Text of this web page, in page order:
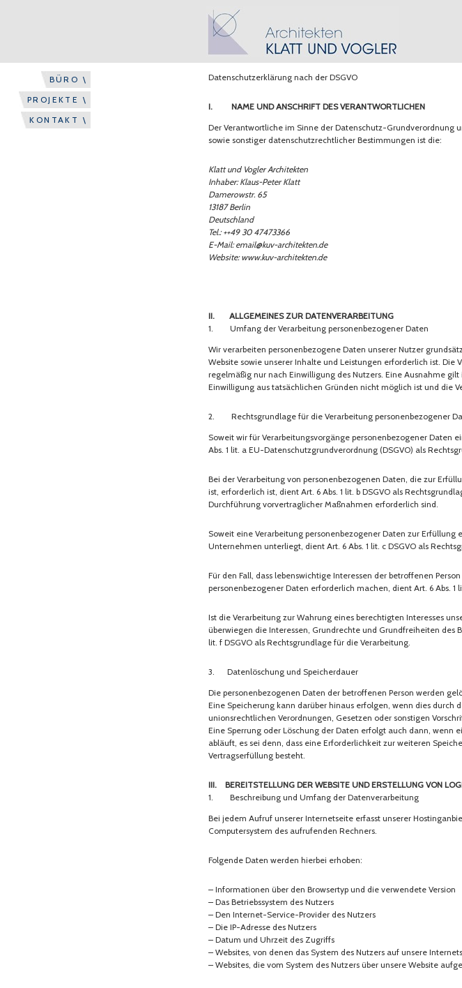
BÜRO \
PROJEKTE \
KONTAKT \
Datenschutzerklärung nach der DSGVO
I. Name und Anschrift des Verantwortlichen
Der Verantwortliche im Sinne der Datenschutz-Grundverordnung
sowie sonstiger datenschutzrechtlicher Bestimmungen ist die:
Klatt und Vogler Architekten
Inhaber: Klaus-Peter Klatt
Damerowstr. 65
13187 Berlin
Deutschland
Tel.: ++49 30 47473366
E-Mail: email@kuv-architekten.de
Website: www.kuv-architekten.de
II. Allgemeines zur Datenverarbeitung
1. Umfang der Verarbeitung personenbezogener Daten
Wir verarbeiten personenbezogene Daten unserer Nutzer
Website sowie unserer Inhalte und Leistungen erforderlich ist.
regelmäßig nur nach Einwilligung des Nutzers. Eine Ausnahme
Einwilligung aus tatsächlichen Gründen nicht möglich ist und die
2. Rechtsgrundlage für die Verarbeitung personenbezogener
Soweit wir für Verarbeitungsvorgänge personenbezogener Daten
Abs. 1 lit. a EU-Datenschutzgrundverordnung (DSGVO) als
Bei der Verarbeitung von personenbezogenen Daten, die zur
ist, erforderlich ist, dient Art. 6 Abs. 1 lit. b DSGVO als
Durchführung vorvertraglicher Maßnahmen erforderlich sind.
Soweit eine Verarbeitung personenbezogener Daten zur
Unternehmen unterliegt, dient Art. 6 Abs. 1 lit. c DSGVO als
Für den Fall, dass lebenswichtige Interessen der betroffenen
personenbezogener Daten erforderlich machen, dient Art. 6 Abs. 1
Ist die Verarbeitung zur Wahrung eines berechtigten Interesses
überwiegen die Interessen, Grundrechte und Grundfreiheiten des
lit. f DSGVO als Rechtsgrundlage für die Verarbeitung.
3. Datenlöschung und Speicherdauer
Die personenbezogenen Daten der betroffenen Person werden
Eine Speicherung kann darüber hinaus erfolgen, wenn dies durch
unionsrechtlichen Verordnungen, Gesetzen oder sonstigen
Eine Sperrung oder Löschung der Daten erfolgt auch dann, wenn
abläuft, es sei denn, dass eine Erforderlichkeit zur weiteren
Vertragserfüllung besteht.
III. Bereitstellung der Website und Erstellung von
1. Beschreibung und Umfang der Datenverarbeitung
Bei jedem Aufruf unserer Internetseite erfasst unserer
Computersystem des aufrufenden Rechners.
Folgende Daten werden hierbei erhoben:
– Informationen über den Browsertyp und die verwendete Version
– Das Betriebssystem des Nutzers
– Den Internet-Service-Provider des Nutzers
– Die IP-Adresse des Nutzers
– Datum und Uhrzeit des Zugriffs
– Websites, von denen das System des Nutzers auf unsere
– Websites, die vom System des Nutzers über unsere Website